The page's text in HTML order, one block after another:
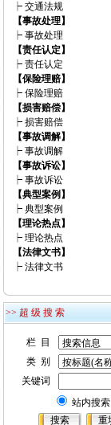
┝ 交通法规
【事故处理】
┝ 事故处理
【责任认定】
┝ 责任认定
【保险理赔】
┝ 保险理赔
【损害赔偿】
┝ 损害赔偿
【事故调解】
┝ 事故调解
【事故诉讼】
┝ 事故诉讼
【典型案例】
┝ 典型案例
【理论热点】
┝ 理论热点
【法律文书】
┝ 法律文书
>> 超 级 搜 索
栏 目
类 别
关键词
站内搜索